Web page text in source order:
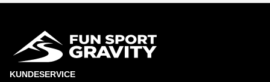
KUNDESERVICE